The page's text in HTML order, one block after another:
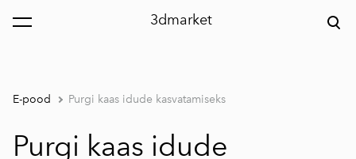
3dmarket
lisati ostukorvi. Vaata ostukorvi
E-pood Purgi kaas idude kasvatamiseks
Purgi kaas idude